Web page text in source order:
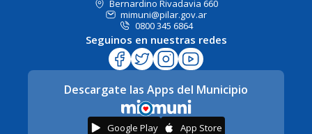
Bernardino Rivadavia 660
mimuni@pilar.gov.ar
0800 345 6864
Seguinos en nuestras redes
Descargate las Apps del Municipio
Google Play App Store